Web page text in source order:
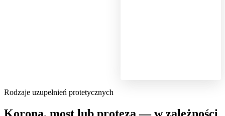
Rodzaje uzupełnień protetycznych
Korona, most lub proteza — w zależności